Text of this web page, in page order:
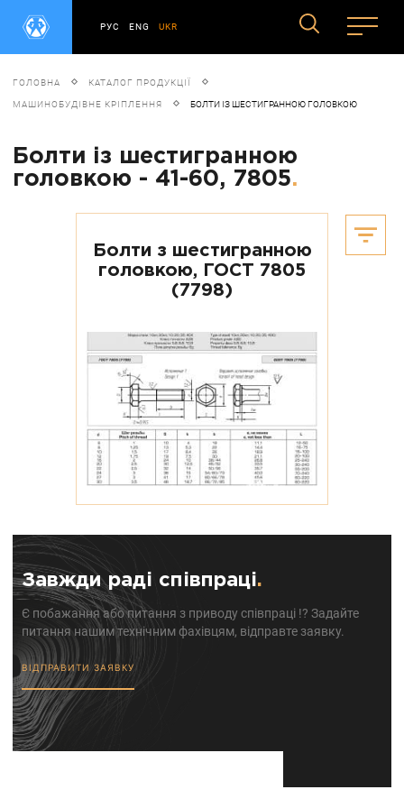
РУС ENG UKR
ГОЛОВНА КАТАЛОГ ПРОДУКЦІЇ
МАШИНОБУДІВНЕ КРІПЛЕННЯ БОЛТИ ІЗ ШЕСТИГРАННОЮ ГОЛОВКОЮ
Болти із шестигранною
головкою - 41-60, 7805.
Болти з шестигранною
головкою, ГОСТ 7805
(7798)
Завжди раді співпраці.
Є побажання або питання з приводу співпраці !? Задайте
питання нашим технічним фахівцям, відправте заявку.
ВІДПРАВИТИ ЗАЯВКУ